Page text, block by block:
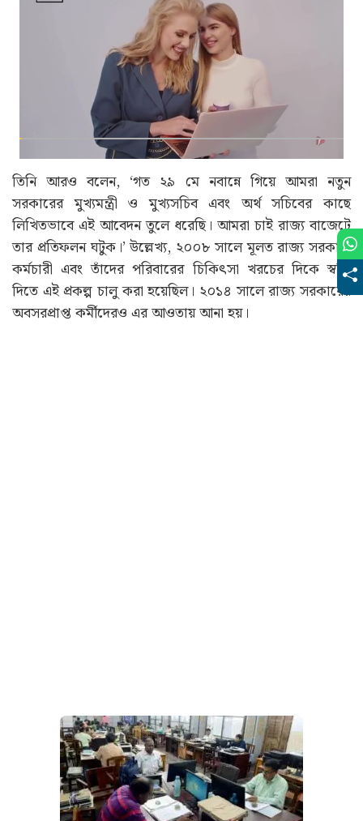
তিনি আরও বলেন, ‘গত ২৯ মে নবান্নে গিয়ে আমরা নতুন
সরকারের মুখ্যমন্ত্রী ও মুখ্যসচিব এবং অর্থ সচিবের কাছে
লিখিতভাবে এই আবেদন তুলে ধরেছি। আমরা চাই রাজ্য বাজেটে
তার প্রতিফলন ঘটুক।’ উল্লেখ্য, ২০০৮ সালে মূলত রাজ্য সরকারি
কর্মচারী এবং তাঁদের পরিবারের চিকিৎসা খরচের দিকে স্বস্তি
দিতে এই প্রকল্প চালু করা হয়েছিল। ২০১৪ সালে রাজ্য সরকারের
অবসরপ্রাপ্ত কর্মীদেরও এর আওতায় আনা হয়।